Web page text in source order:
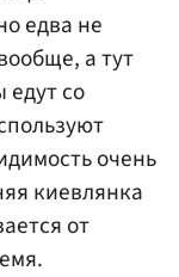
едва не
а тут
со
очень
киевлянка
от